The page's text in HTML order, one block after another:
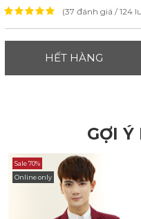
(37 đánh giá / 124
HẾT HÀNG
GỢI Ý
Sale 70%
Online only